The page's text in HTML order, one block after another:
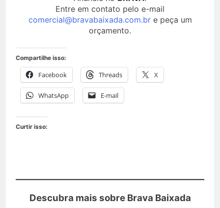
Entre em contato pelo e-mail
comercial@bravabaixada.com.bre peça um
orçamento.
Compartilhe isso:
Facebook Threads X
WhatsApp E-mail
Curtir isso:
Descubra mais sobre Brava Baixada